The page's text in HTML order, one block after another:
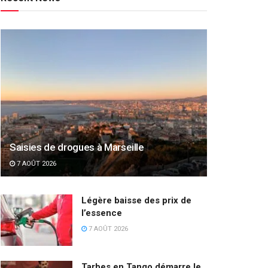
Saisies de drogues à Marseille
7 AOÛT 2026
Légère baisse des prix de
l’essence
7 AOÛT 2026